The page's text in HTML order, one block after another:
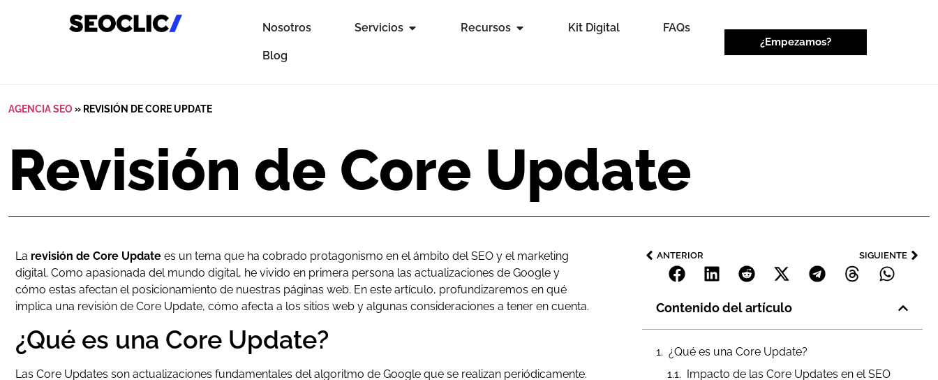
Nosotros Servicios Recursos Kit Digital FAQs
Blog
¿Empezamos?
AGENCIA SEO» REVISIÓN DE CORE UPDATE
Revisión de Core Update
La revisión de Core Update es un tema que ha cobrado protagonismo en el ámbito del SEO y el marketing
digital. Como apasionada del mundo digital, he vivido en primera persona las actualizaciones de Google y
cómo estas afectan el posicionamiento de nuestras páginas web. En este artículo, profundizaremos en qué
implica una revisión de Core Update, cómo afecta a los sitios web y algunas consideraciones a tener en cuenta.
¿Qué es una Core Update?
Las Core Updates son actualizaciones fundamentales del algoritmo de Google que se realizan periódicamente.
ANTERIOR SIGUIENTE
Contenido del artículo
¿Qué es una Core Update?
Impacto de las Core Updates en el SEO